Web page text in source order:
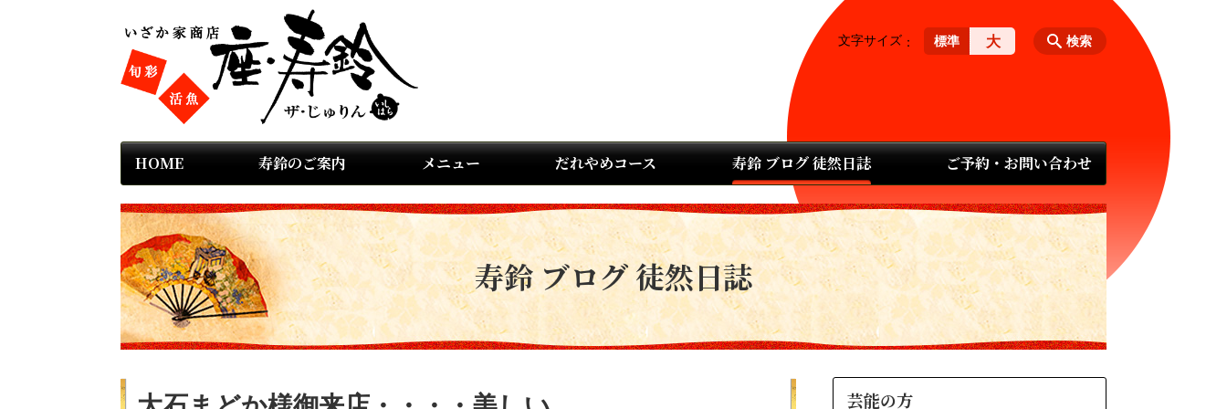
HOME 寿鈴のご案内 メニュー だれやめコース 寿鈴 ブログ 徒然日誌 ご予約・お問い合わせ
検索
文字サイズ 標準 大
寿鈴 ブログ 徒然日誌
芸能の方